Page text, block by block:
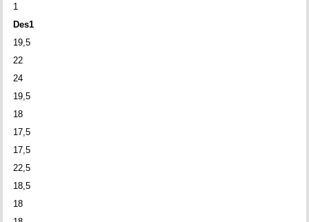
1
Des1
19,5
22
24
19,5
18
17,5
17,5
22,5
18,5
18